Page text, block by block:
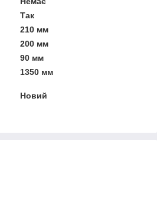
Так
210 мм
200 мм
90 мм
1350 мм
Новий